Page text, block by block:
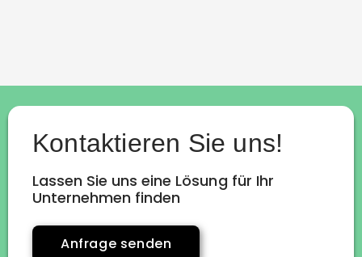
Kontaktieren Sie uns!
Lassen Sie uns eine Lösung für Ihr
Unternehmen finden
Anfrage senden